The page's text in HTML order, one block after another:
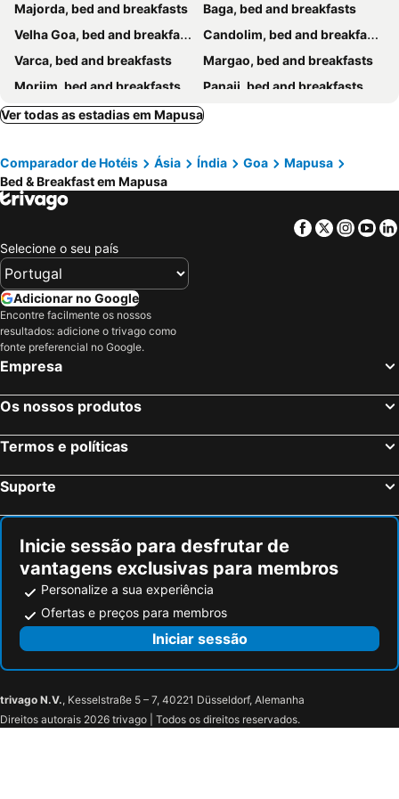
Majorda, bed and breakfasts
Baga, bed and breakfasts
Velha Goa, bed and breakfasts
Candolim, bed and breakfasts
Varca, bed and breakfasts
Margao, bed and breakfasts
Morjim, bed and breakfasts
Panaji, bed and breakfasts
Vasco da Gama, bed and breakfasts
Anjuna, bed and breakfasts
Amboli, bed and breakfasts
Assagao, bed and breakfasts
Siolim, bed and breakfasts
Sawantwadi, bed and breakfasts
Ponda, bed and breakfasts
Benaulim, bed and breakfasts
Sinquerim, bed and breakfasts
Arrosim Beach, bed and breakfasts
Ver todas as estadias em Mapusa
Comparador de Hotéis Ásia Índia Goa
Mapusa
Bed & Breakfast em Mapusa
Facebook
Twitter
Selecione o seu país
Adicionar no Google
Encontre facilmente os nossos
resultados: adicione o trivago como
fonte preferencial no Google.
Empresa
Os nossos produtos
Termos e políticas
Suporte
Inicie sessão para desfrutar de
vantagens exclusivas para membros
Personalize a sua experiência
Ofertas e preços para membros
Iniciar sessão
trivago N.V., Kesselstraße 5 – 7, 40221 Düsseldorf, Alemanha
Direitos autorais 2026 trivago | Todos os direitos reservados.